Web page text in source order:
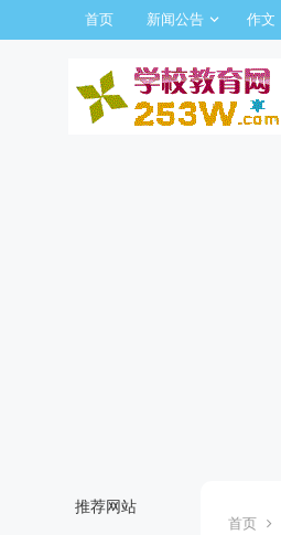
首页 新闻公告 作文
推荐网站
首页